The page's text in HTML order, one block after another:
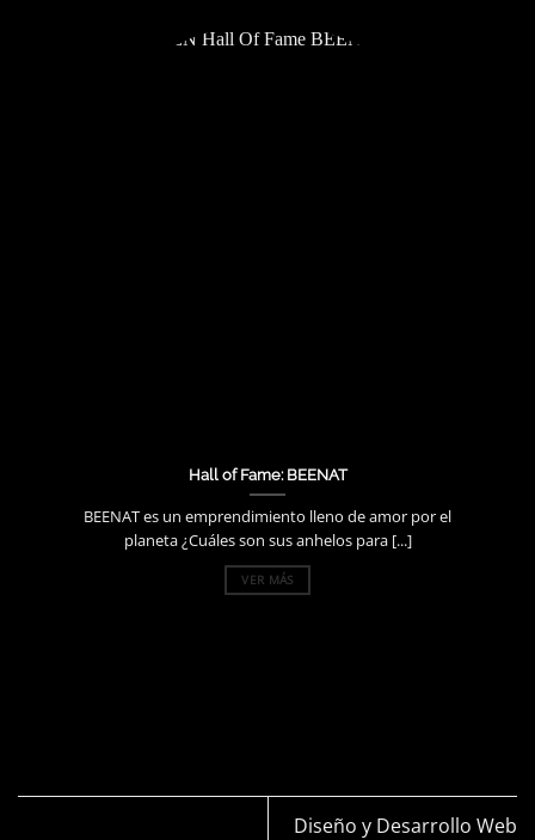
Hall of Fame: BEENAT
BEENAT es un emprendimiento lleno de amor por el
planeta ¿Cuáles son sus anhelos para [...]
VER MÁS
Diseño y Desarrollo Web